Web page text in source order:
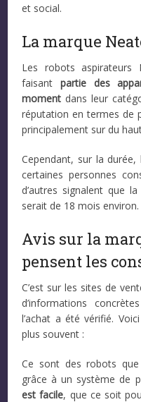
et social.
La marque
Les robots aspirateurs
faisant partie des
moment dans leur
réputation en termes de
principalement sur du
Cependant, sur la
certaines personnes
d’autres signalent que
serait de 18 mois environ.
Avis sur la
pensent les
C’est sur les sites de
d’informations
l’achat a été vérifié.
plus souvent :
Ce sont des robots
grâce à un système de
est facile, que ce soit